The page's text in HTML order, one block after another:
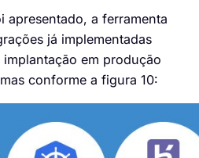
apresentado, a ferramenta
já implementadas
em produção
conforme a figura 10: